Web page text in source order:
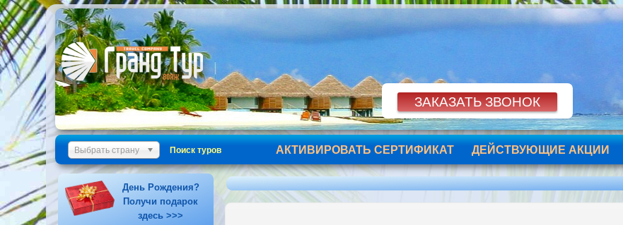
Выбрать страну Поиск туров ДЕЙСТВУЮЩИЕ АКЦИИ
АКТИВИРОВАТЬ СЕРТИФИКАТ
День Рождения?
Получи подарок
здесь >>>